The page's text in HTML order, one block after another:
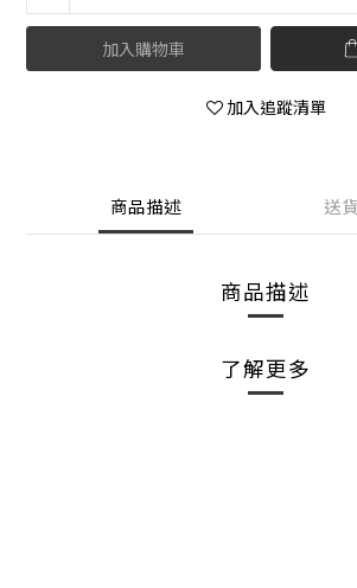
加入購物車
加入追蹤清單
商品描述 送
商品描述
了解更多